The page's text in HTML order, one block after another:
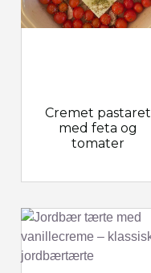
Cremet pastaret
med feta og
tomater